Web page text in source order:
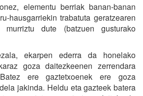
elementu berriak banan-banan
hausgarriekin trabatuta geratzearen
murriztu dute (batzuen gusturako
ekarpen ederra da honelako
goza daitezkeenen zerrendara
ere gaztetxoenek ere goza
jakinda. Heldu eta gazteek batera